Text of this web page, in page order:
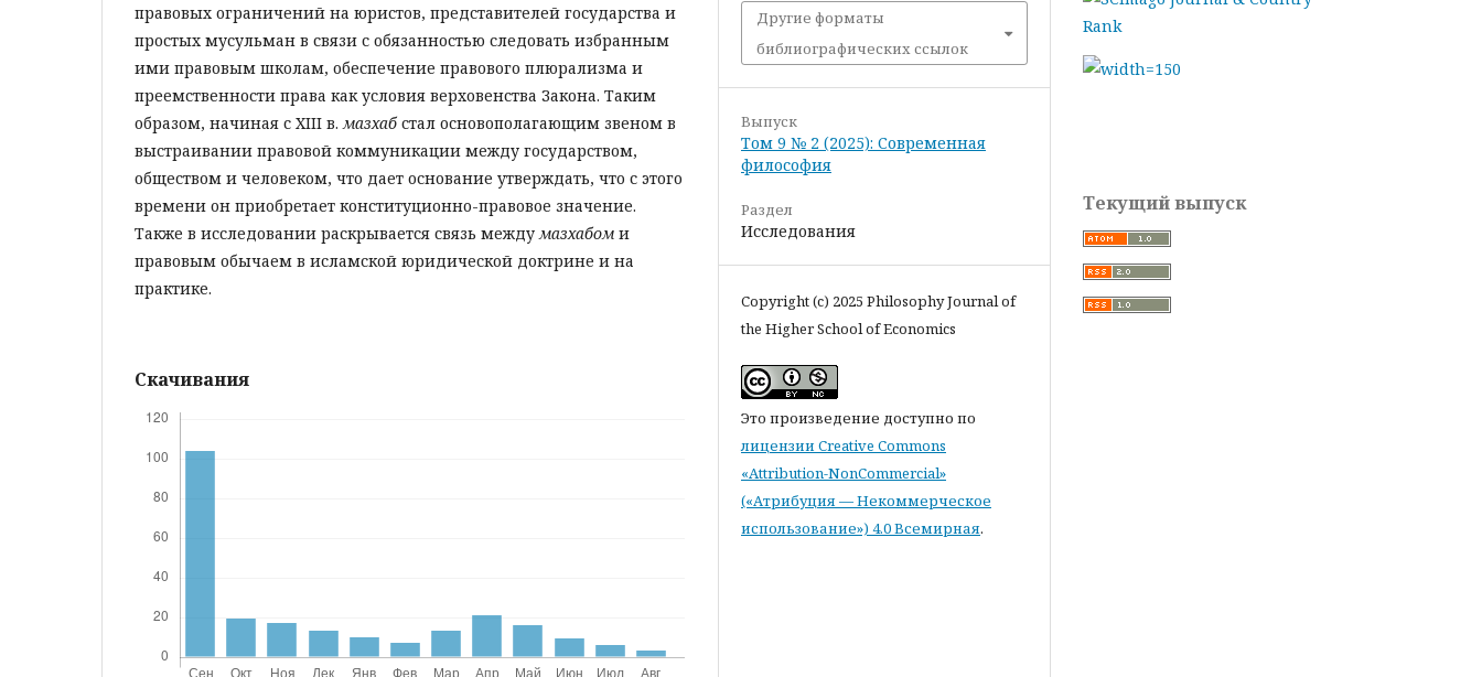
правовых ограничений на юристов, представителей государства и
простых мусульман в связи с обязанностью следовать избранным
ими правовым школам, обеспечение правового плюрализма и
преемственности права как условия верховенства Закона. Таким
образом, начиная с XIII в.мазхаб стал основополагающим звеном в
выстраивании правовой коммуникации между государством,
обществом и человеком, что дает основание утверждать, что с этого
времени он приобретает конституционно-правовое значение.
Также в исследовании раскрывается связь междумазхабом и
правовым обычаем в исламской юридической доктрине и на
практике.
Скачивания
Другие форматы
библиографических ссылок
Выпуск
Том 9 № 2 (2025): Современная
философия
Раздел
Исследования
Copyright (c) 2025 Philosophy Journal of
the Higher School of Economics
Это произведение доступно по
лицензии Creative Commons
«Attribution-NonCommercial»
(«Атрибуция — Некоммерческое
использование») 4.0 Всемирная.
Текущий выпуск